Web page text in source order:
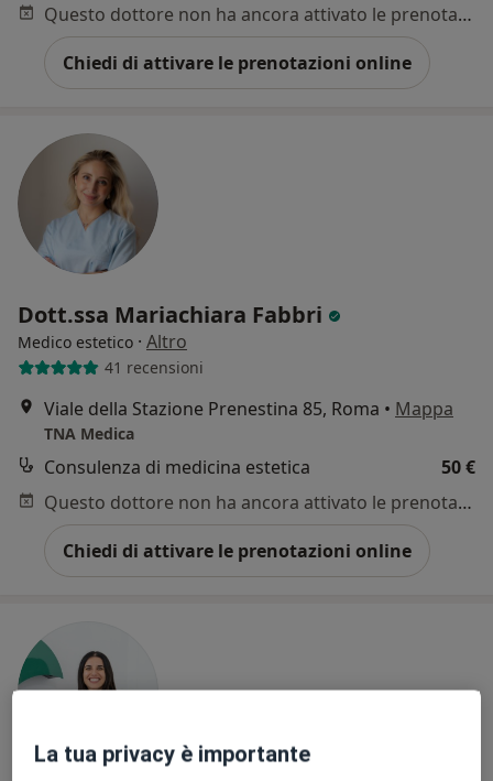
Questo dottore non ha ancora attivato le prenotazioni online presso questo indirizzo.
Chiedi di attivare le prenotazioni online
Dott.ssa Mariachiara Fabbri
Medico estetico · Altro
41 recensioni
Viale della Stazione Prenestina 85, Roma • Mappa
TNA Medica
Consulenza di medicina estetica
50 €
Questo dottore non ha ancora attivato le prenotazioni online presso questo indirizzo.
Chiedi di attivare le prenotazioni online
La tua privacy è importante